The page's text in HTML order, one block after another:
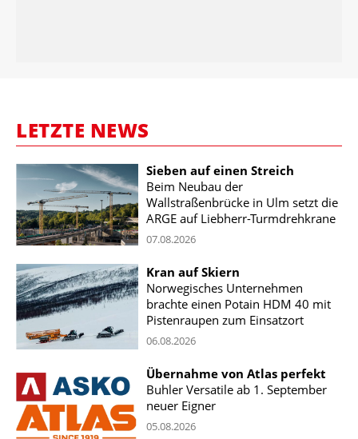
LETZTE NEWS
Sieben auf einen Streich
Beim Neubau der
Wallstraßenbrücke in Ulm setzt die
ARGE auf Liebherr-Turmdrehkrane
07.08.2026
Kran auf Skiern
Norwegisches Unternehmen
brachte einen Potain HDM 40 mit
Pistenraupen zum Einsatzort
06.08.2026
Übernahme von Atlas perfekt
Buhler Versatile ab 1. September
neuer Eigner
05.08.2026